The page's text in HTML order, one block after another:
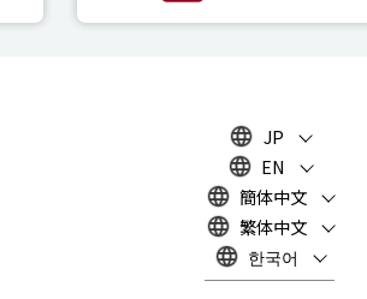
JP
EN
簡体中文
繁体中文
한국어